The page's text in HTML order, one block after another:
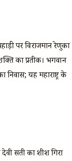
पर विराजमान रेणुका
का प्रतीक। भगवान
यह महाराष्ट्र के
सती का शीश गिरा